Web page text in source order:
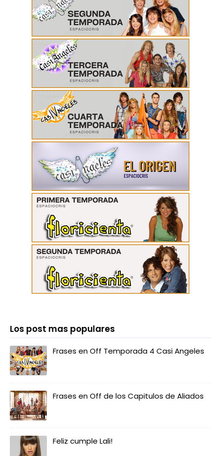
Los post mas populares
Frases en Off Temporada 4 Casi Angeles
Frases en Off de los Capitulos de Aliados
Feliz cumple Lali!